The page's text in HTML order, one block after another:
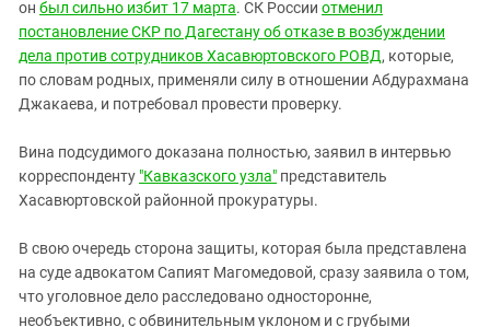
Северная Осетия - Алания
Ставропольский край
Чечня
Южная Осетия
Южный Кавказ
он был сильно избит 17 марта. СК России отменил
постановление СКР по Дагестану об отказе в возбуждении
дела против сотрудников Хасавюртовского РОВД, которые,
по словам родных, применяли силу в отношении Абдурахмана
Джакаева, и потребовал провести проверку.
Вина подсудимого доказана полностью, заявил в интервью
корреспонденту "Кавказского узла" представитель
Хасавюртовской районной прокуратуры.
В свою очередь сторона защиты, которая была представлена
на суде адвокатом Сапият Магомедовой, сразу заявила о том,
что уголовное дело расследовано односторонне,
необъективно, с обвинительным уклоном и с грубыми